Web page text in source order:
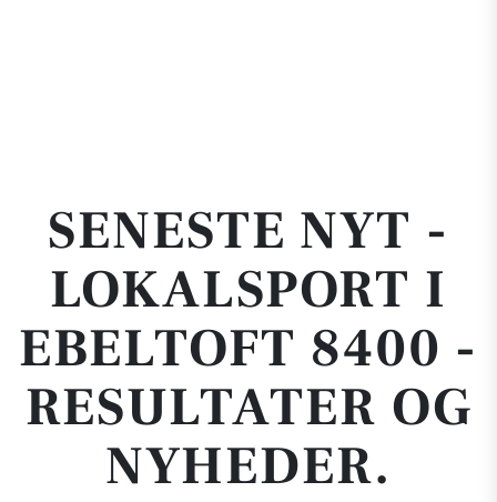
SENESTE NYT -
LOKALSPORT I
EBELTOFT 8400 -
RESULTATER OG
NYHEDER.